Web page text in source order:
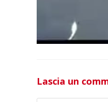
Lascia un